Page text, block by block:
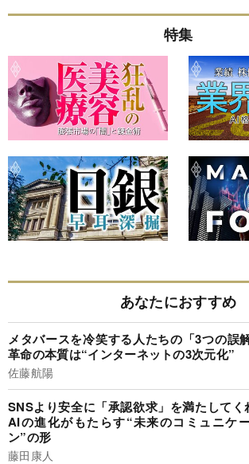
特集
あなたにおすすめ
メタバースを冷笑する人たちの「3つの誤解
革命の本質は“インターネットの3次元化”
佐藤航陽
SNSより安全に「承認欲求」を満たしてく
AIの進化がもたらす“未来のコミュニケ
ン”の形
藤田康人